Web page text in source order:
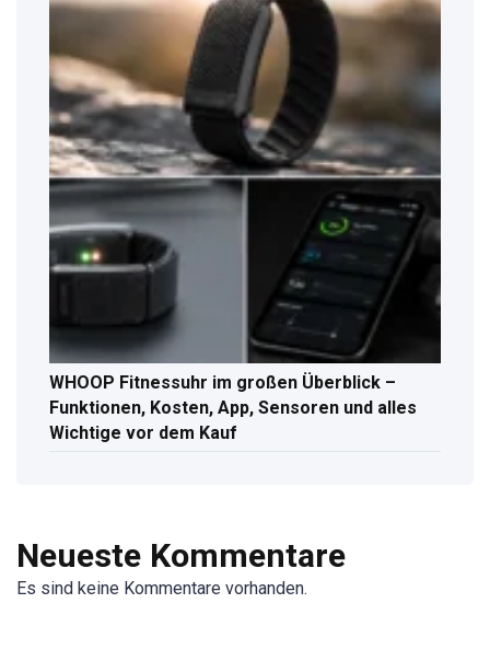
WHOOP Fitnessuhr im großen Überblick –
Funktionen, Kosten, App, Sensoren und alles
Wichtige vor dem Kauf
Neueste Kommentare
Es sind keine Kommentare vorhanden.